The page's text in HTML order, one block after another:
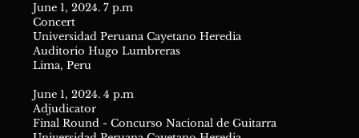
June 1, 2024. 7 p.m
Concert
Universidad Peruana Cayetano Heredia
Auditorio Hugo Lumbreras
Lima, Peru
June 1, 2024. 4 p.m
Adjudicator
Final Round - Concurso Nacional de Guitarra